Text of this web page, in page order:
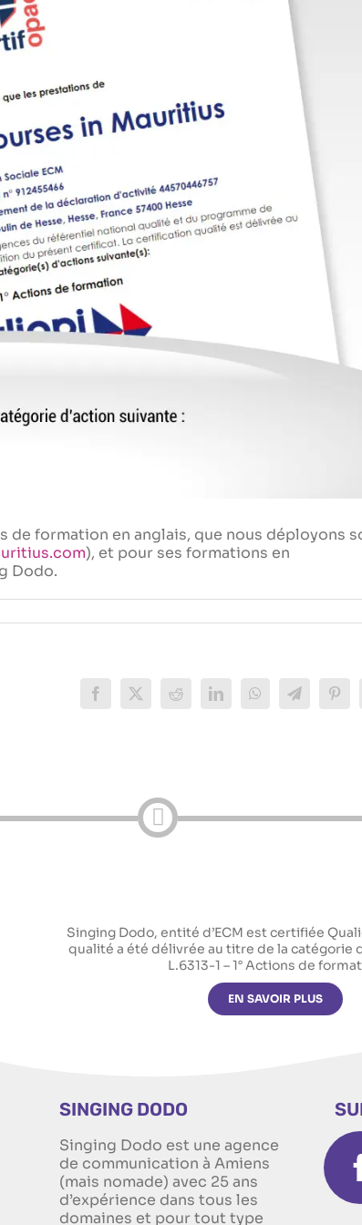
de formation en anglais, que nous déployons
), et pour ses formations en
Dodo.
Facebook
X Reddit LinkedInWhatsAppTelegram
Singing Dodo, entité d’ECM est certifiée
qualité a été délivrée au titre de la catégorie
L.6313-1 – 1° Actions de
EN SAVOIR PLUS
SINGING DODO
Singing Dodo est une agence
de communication à Amiens
(mais nomade) avec 25 ans
d’expérience dans tous les
domaines et pour tout type